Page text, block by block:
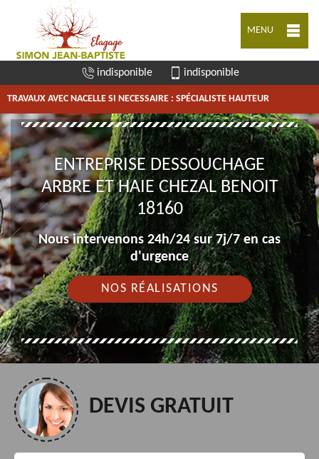
MENU
indisponible indisponible
TRAVAUX AVEC NACELLE SI NECESSAIRE : SPÉCIALISTE HAUTEUR
ENTREPRISE DESSOUCHAGE
ARBRE ET HAIE CHEZAL BENOIT
18160
Nous intervenons 24h/24 sur 7j/7 en cas
d'urgence
NOS RÉALISATIONS
DEVIS GRATUIT